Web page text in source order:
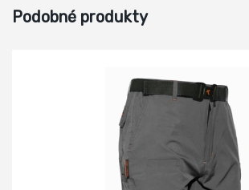
Podobné produkty